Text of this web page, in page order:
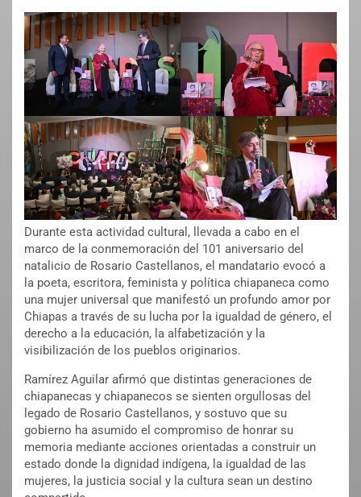
Durante esta actividad cultural, llevada a cabo en el
marco de la conmemoración del 101 aniversario del
natalicio de Rosario Castellanos, el mandatario evocó a
la poeta, escritora, feminista y política chiapaneca como
una mujer universal que manifestó un profundo amor por
Chiapas a través de su lucha por la igualdad de género, el
derecho a la educación, la alfabetización y la
visibilización de los pueblos originarios.
Ramírez Aguilar afirmó que distintas generaciones de
chiapanecas y chiapanecos se sienten orgullosas del
legado de Rosario Castellanos, y sostuvo que su
gobierno ha asumido el compromiso de honrar su
memoria mediante acciones orientadas a construir un
estado donde la dignidad indígena, la igualdad de las
mujeres, la justicia social y la cultura sean un destino